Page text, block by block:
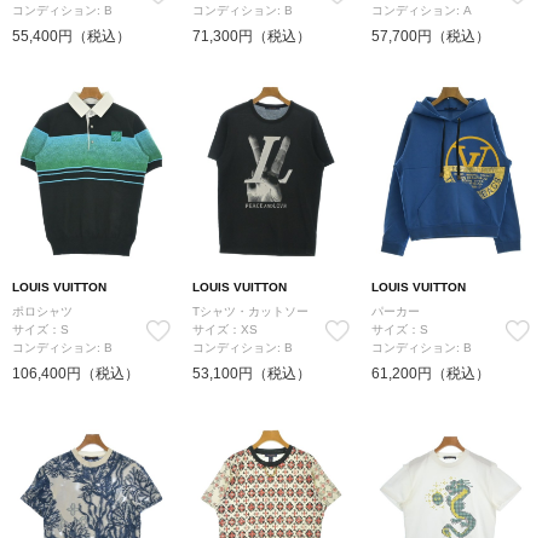
コンディション: B
55,400円（税込）
コンディション: B
71,300円（税込）
コンディション: A
57,700円（税込）
LOUIS VUITTON
ポロシャツ
サイズ：S
コンディション: B
106,400円（税込）
LOUIS VUITTON
Tシャツ・カットソー
サイズ：XS
コンディション: B
53,100円（税込）
LOUIS VUITTON
パーカー
サイズ：S
コンディション: B
61,200円（税込）